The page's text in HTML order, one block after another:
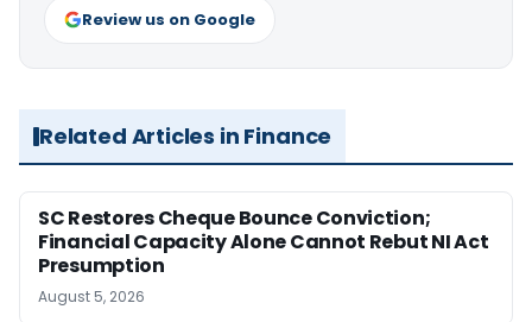
Review us on Google
Related Articles in Finance
SC Restores Cheque Bounce Conviction;
Financial Capacity Alone Cannot Rebut NI Act
Presumption
August 5, 2026